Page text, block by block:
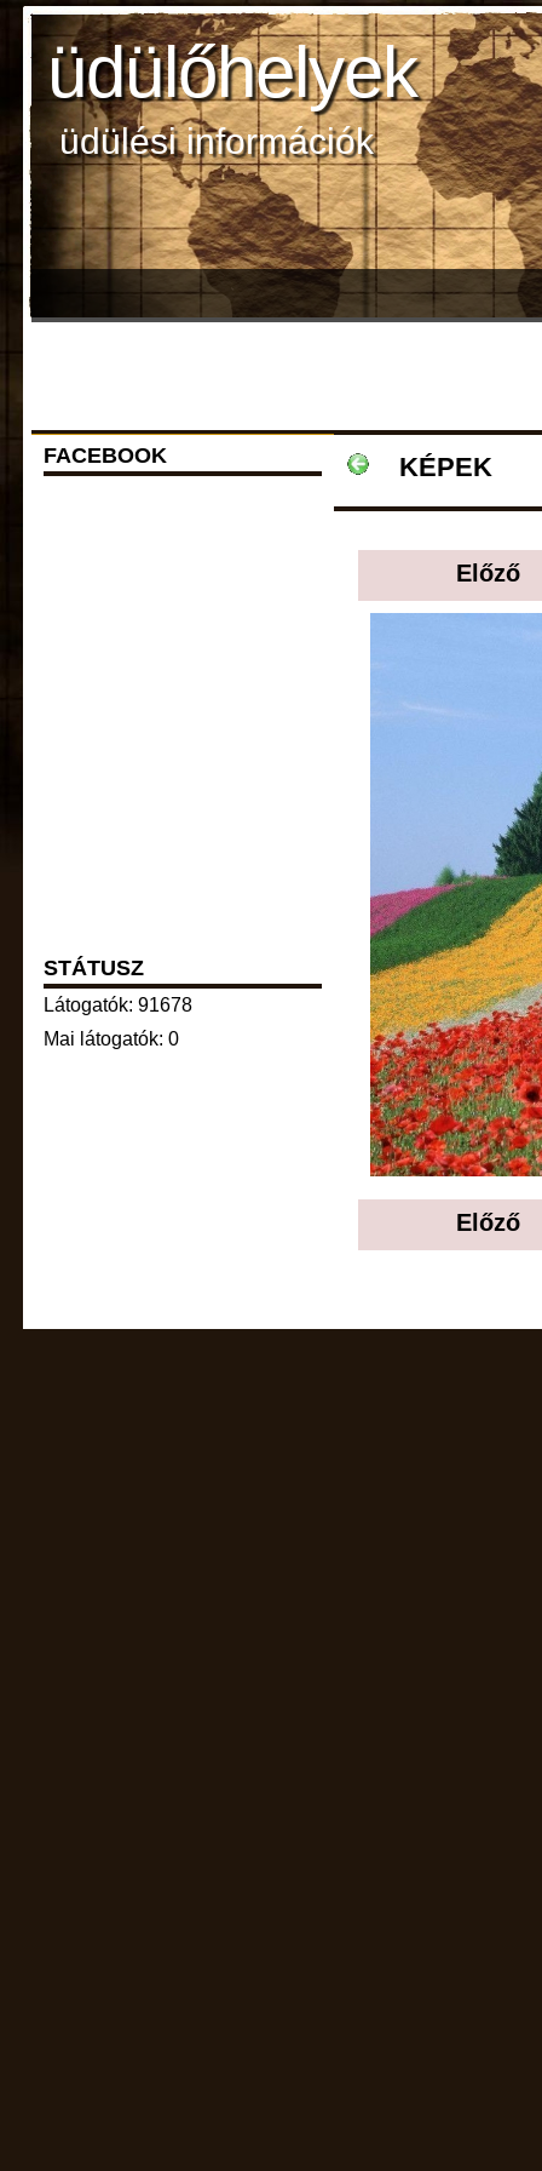
üdülőhelyek
üdülési információk
KÉPEK
Előző
Előző
FACEBOOK
STÁTUSZ
Látogatók: 91678
Mai látogatók: 0